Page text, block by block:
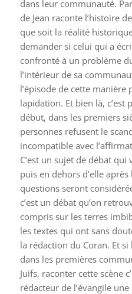
dans leur communauté.
de Jean raconte l’histoire
que soit la réalité
demander si celui qui a
confronté à un problème
l’intérieur de sa
l’épisode de cette manière
lapidation. Et bien là, c’est
début, dans les premiers
personnes refusent le
incompatible avec
C’est un sujet de débat qui
puis en dehors d’elle
questions seront
c’est un débat qu’on
compris sur les terres
les textes qui ont sans
la rédaction du Coran. Et
dans les premières
Juifs, raconter cette scène
rédacteur de l’évangile